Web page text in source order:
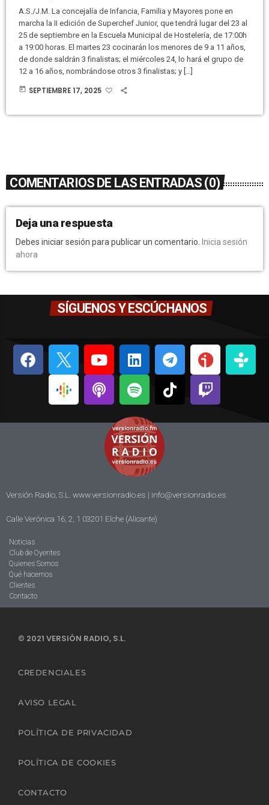
A.S./J.M. La concejalía de Infancia, Familia y Mayores pone en
marcha la II edición de Superchef Junior, que tendrá lugar del 23 al
25 de septiembre en la Escuela Municipal de Hostelería, de 17:00h
a 19:00 horas. El martes 23 cocinarán los menores de 9 a 11 años,
de donde saldrán 3 finalistas; el miércoles 24, lo hará el grupo de
12 a 16 años, nombrándose otros 3 finalistas; y […]
today SEPTIEMBRE 17, 2025
COMENTARIOS DE LAS ENTRADAS (0)
Deja una respuesta
Debes iniciar sesión para publicar un comentario.
Inicia sesión
ahora
SÍGUENOS Y ESCÚCHANOS
Versión Radio, S.L. www.versionradio.es | info@versionradio.es
Calle Verónica 16, 2, 1 03201 Elche (Alicante)
Noticias
Club de Oyentes
Quienes Somos
Qué hacemos
Clientes
Contacto
© 2021 VERSIÓN RADIO, S.L.
CREDENCIALES
AVISO LEGAL
POLÍTICA DE PRIVACIDAD
POLÍTICA DE COOKIES
CONTACTO